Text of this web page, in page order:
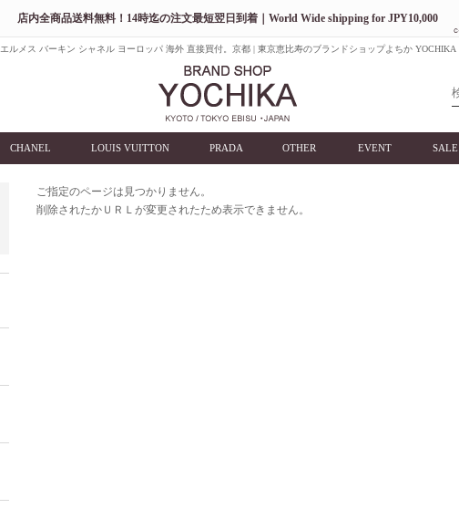
店内全商品送料無料！14時迄の注文最短翌日到着｜World Wide shipping for JPY10,000
エルメス バーキン シャネル ヨーロッパ 海外 直接買付。京都 | 東京恵比寿のブランドショップよちか YOCHIKA
CHANEL LOUIS VUITTON PRADA OTHER EVENT SALE
ご指定のページは見つかりません。
削除されたかＵＲＬが変更されたため表示できません。